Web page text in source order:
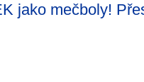
jako mečboly!